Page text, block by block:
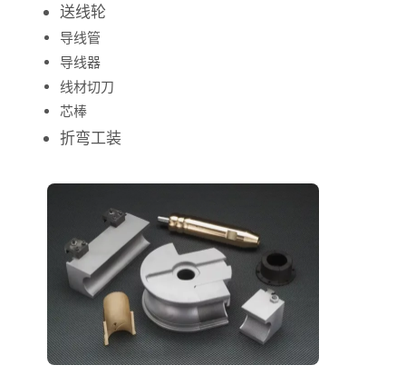
送线轮
导线管
导线器
线材切刀
芯棒
折弯工装